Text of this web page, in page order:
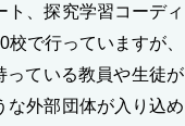
、探究学習コーディ
で行っていますが、
っている教員や生徒が
な外部団体が入り込め